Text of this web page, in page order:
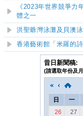
《2023年世界競爭力
體之一
洪聖爺灣泳灘及貝澳
香港藝術館「米羅的
昔日新聞稿:
(請選取年份及
日 一
26
27